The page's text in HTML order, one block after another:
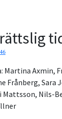
Martina Axmin,
Frånberg,Sara
Mattsson, Nils-